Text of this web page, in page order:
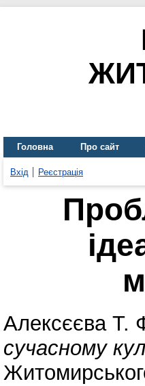
Головна Про сайт
Вхід Реєстрація
Алексєєва Т.
сучасному